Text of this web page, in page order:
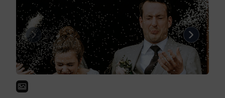
Previous Next